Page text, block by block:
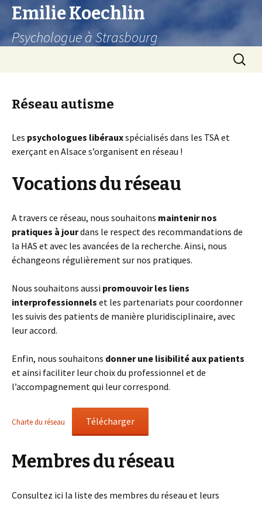
Emilie Koechlin
Psychologue à Strasbourg
Réseau autisme
Les psychologues libérauxspécialisés dans les TSA et
exerçant en Alsace s’organisent en réseau !
Vocations du réseau
A travers ce réseau, nous souhaitons maintenir nos
pratiques à jourdans le respect des recommandations de
la HAS et avec les avancées de la recherche. Ainsi, nous
échangeons régulièrement sur nos pratiques.
Nous souhaitons aussi promouvoir les liens
interprofessionnels et les partenariats pour coordonner
les suivis des patients de manière pluridisciplinaire, avec
leur accord.
Enfin, nous souhaitons donner une lisibilité aux patients
et ainsi faciliter leur choix du professionnel et de
l’accompagnement qui leur correspond.
Charte du réseau Télécharger
Membres du réseau
Consultez ici la liste des membres du réseau et leurs